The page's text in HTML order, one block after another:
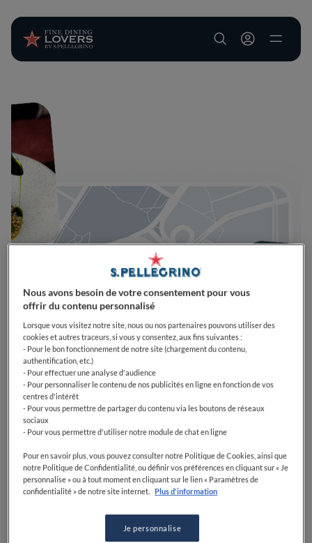
User account
Nous avons besoin de votre consentement pour vous
offrir du contenu personnalisé
Lorsque vous visitez notre site, nous ou nos partenaires pouvons utiliser des
cookies et autres traceurs, si vous y consentez, aux fins suivantes :
- Pour le bon fonctionnement de notre site (chargement du contenu,
authentification, etc.)
- Pour effectuer une analyse d'audience
- Pour personnaliser le contenu de nos publicités en ligne en fonction de vos
centres d'intérêt
- Pour vous permettre de partager du contenu via les boutons de réseaux
sociaux
- Pour vous permettre d'utiliser notre module de chat en ligne
Pour en savoir plus, vous pouvez consulter notre Politique de Cookies, ainsi que
notre Politique de Confidentialité, ou définir vos préférences en cliquant sur « Je
personnalise » ou à tout moment en cliquant sur le lien « Paramètres de
confidentialité » de notre site internet.
Plus d'information
Je personnalise